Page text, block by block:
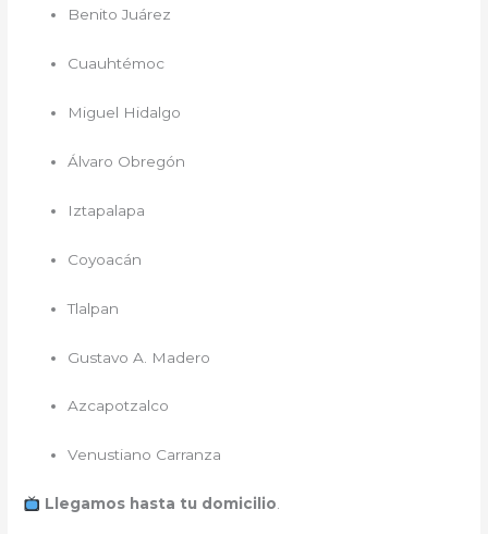
Benito Juárez
Cuauhtémoc
Miguel Hidalgo
Álvaro Obregón
Iztapalapa
Coyoacán
Tlalpan
Gustavo A. Madero
Azcapotzalco
Venustiano Carranza
Llegamos hasta tu domicilio